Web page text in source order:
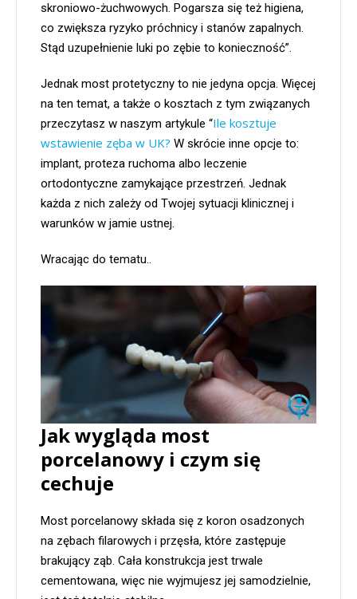
skroniowo-żuchwowych. Pogarsza się też higiena,
co zwiększa ryzyko próchnicy i stanów zapalnych.
Stąd uzupełnienie luki po zębie to konieczność”.
Jednak most protetyczny to nie jedyna opcja. Więcej
na ten temat, a także o kosztach z tym związanych
przeczytasz w naszym artykule “Ile kosztuje
wstawienie zęba w UK? W skrócie inne opcje to:
implant, proteza ruchoma albo leczenie
ortodontyczne zamykające przestrzeń. Jednak
każda z nich zależy od Twojej sytuacji klinicznej i
warunków w jamie ustnej.
Wracając do tematu..
Jak wygląda most
porcelanowy i czym się
cechuje
Most porcelanowy składa się z koron osadzonych
na zębach filarowych i przęsła, które zastępuje
brakujący ząb. Cała konstrukcja jest trwale
cementowana, więc nie wyjmujesz jej samodzielnie,